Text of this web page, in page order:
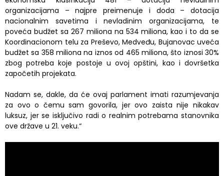
organizacijama – najpre preimenuje i doda – dotacija
nacionalnim savetima i nevladinim organizacijama, te
poveća budžet sa 267 miliona na 534 miliona, kao i to da se
Koordinacionom telu za Preševo, Medveđu, Bujanovac uveća
budžet sa 358 miliona na iznos od 465 miliona, što iznosi 30%
zbog potreba koje postoje u ovoj opštini, kao i dovršetka
započetih projekata.
Nadam se, dakle, da će ovaj parlament imati razumjevanja
za ovo o čemu sam govorila, jer ovo zaista nije nikakav
luksuz, jer se isključivo radi o realnim potrebama stanovnika
ove države u 21. veku.“